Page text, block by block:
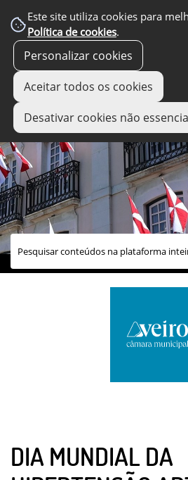
Este site utiliza cookies para
Política de cookies.
Personalizar cookies
Aceitar todos os cookies
Desativar cookies não
links úteis
DIA MUNDIAL DA